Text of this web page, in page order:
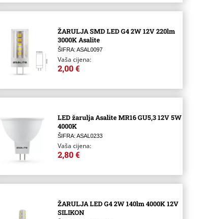
ŽARULJA SMD LED G4 2W 12V 220lm
3000K Asalite
ŠIFRA: ASAL0097
Vaša cijena:
2,00 €
LED žarulja Asalite MR16 GU5,3 12V 5W
4000K
ŠIFRA: ASAL0233
Vaša cijena:
2,80 €
ŽARULJA LED G4 2W 140lm 4000K 12V
SILIKON